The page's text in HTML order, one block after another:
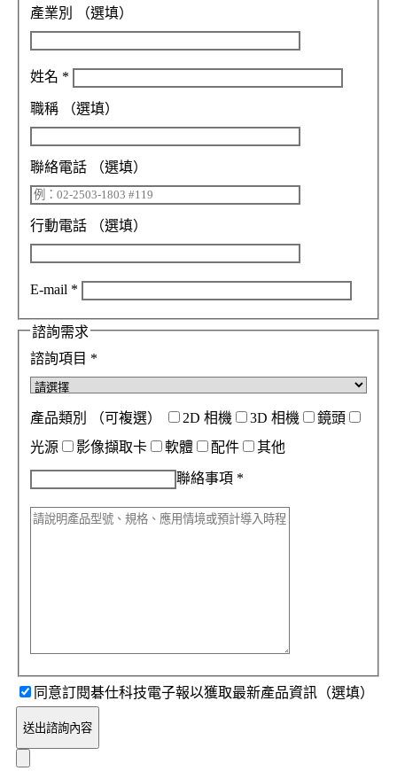
產業別 （選填）
姓名 *
職稱 （選填）
聯絡電話 （選填）
行動電話 （選填）
E-mail *
諮詢需求
諮詢項目 *
產品類別 （可複選） 2D 相機 3D 相機
鏡頭
光源
影像擷取卡 軟體 配件 其他
聯絡事項 *
同意訂閱碁仕科技電子報以獲取最新產品資訊（選填）
送出諮詢內容